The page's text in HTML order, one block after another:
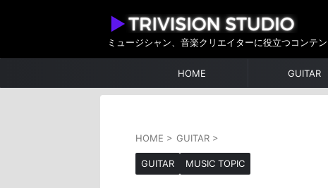
ミュージシャン、音楽クリエイターに役立つコンテ
HOME GUITAR
HOME > GUITAR >
GUITAR MUSIC TOPIC